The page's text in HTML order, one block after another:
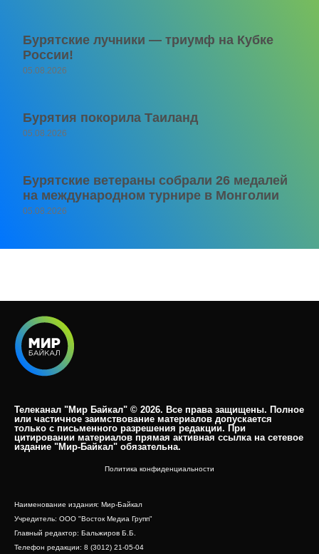
Бурятские лучники — триумф на Кубке
России!
05.08.2026
Бурятия покорила Таиланд
05.08.2026
Бурятские ветераны собрали 26 медалей
на международном турнире в Монголии
05.08.2026
Телеканал "Мир Байкал" © 2026. Все права защищены. Полное
или частичное заимствование материалов допускается
только с письменного разрешения редакции. При
цитировании материалов прямая активная ссылка на сетевое
издание "Мир-Байкал" обязательна.​
Политика конфиденциальности
Наименование издания: Мир-Байкал
Учредитель: ООО "Восток Медиа Групп"
Главный редактор: Бальжиров Б.Б.
Телефон редакции: 8 (3012) 21-05-04